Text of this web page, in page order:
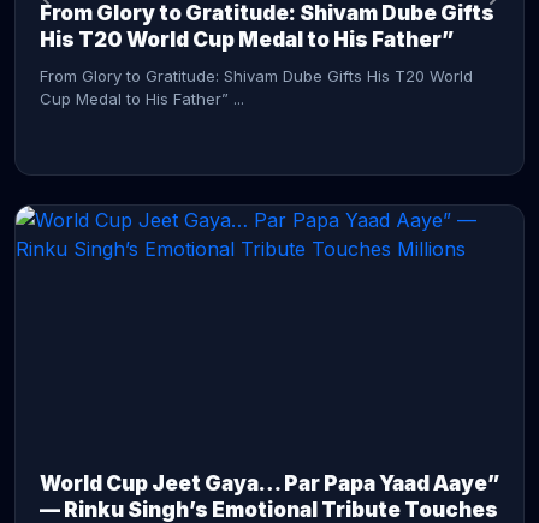
From Glory to Gratitude: Shivam Dube Gifts
His T20 World Cup Medal to His Father”
From Glory to Gratitude: Shivam Dube Gifts His T20 World
Cup Medal to His Father” ...
World Cup Jeet Gaya… Par Papa Yaad Aaye”
— Rinku Singh’s Emotional Tribute Touches